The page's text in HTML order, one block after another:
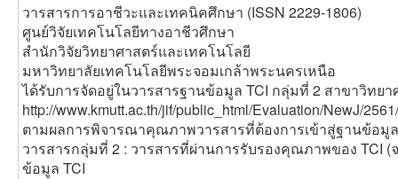
วารสารการอาชีวะและเทคนิคศึกษา (ISSN 2229-1806)
ศูนย์วิจัยเทคโนโลยีทางอาชีวศึกษา
สำนักวิจัยวิทยาศาสตร์และเทคโนโลยี
มหาวิทยาลัยเทคโนโลยีพระจอมเกล้าพระนครเหนือ
ได้รับการจัดอยู่ในวารสารฐานข้อมูล TCI กลุ่มที่ 2 สาขาวิทย
http://www.kmutt.ac.th/jif/public_html/Evaluation/NewJ/
ตามผลการพิจารณาคุณภาพวารสารที่ต้องการเข้าสู่ฐานข้อมูล
วารสารกลุ่มที่ 2 : วารสารที่ผ่านการรับรองคุณภาพของ TCI
ข้อมูล TCI